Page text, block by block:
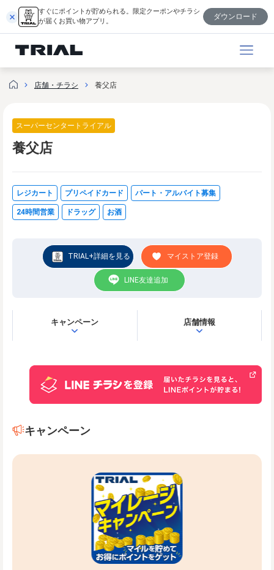
内
すぐにポイントが貯められる。限定クーポンやチラシ
が届くお買い物アプリ。
ダウンロード
店舗・チラシ 養父店
スーパーセンタートライアル
養父店
レジカート プリペイドカード パート・アルバイト募集
24時間営業 ドラッグ お酒
TRIAL+詳細を見る マイストア登録
LINE友達追加
キャンペーン 店舗情報
キャンペーン